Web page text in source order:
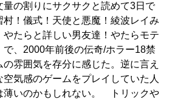
量の割りにサクサクと読めて3日で
！儀式！天使と悪魔！綾波レイみ
やたらと詳しい男友達！やたらモテ
で、2000年前後の伝奇/ホラー18禁
の雰囲気を存分に感じた。逆に言え
空気感のゲームをプレイしていた人
薄いのかもしれない。 トリックや